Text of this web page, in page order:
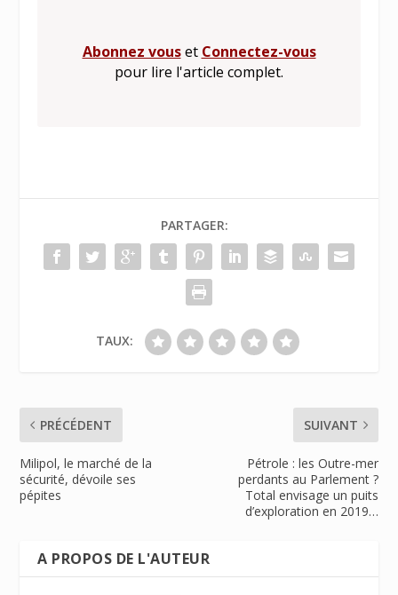
Abonnez vouset Connectez-vous
pour lire l'article complet.
PARTAGER:
TAUX:
PRÉCÉDENT
Milipol, le marché de la
sécurité, dévoile ses
pépites
SUIVANT
Pétrole : les Outre-mer
perdants au Parlement ?
Total envisage un puits
d’exploration en 2019…
A PROPOS DE L'AUTEUR